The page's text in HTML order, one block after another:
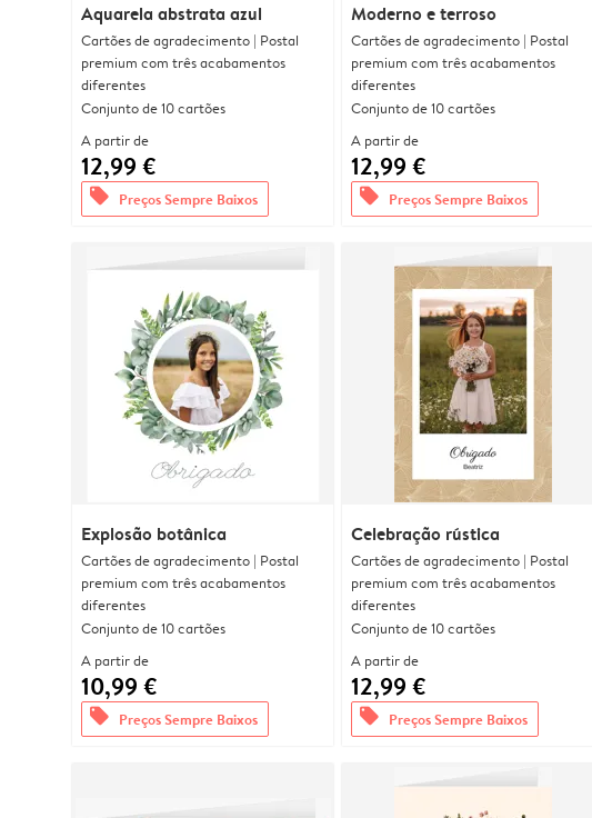
Aquarela abstrata azul
Cartões de agradecimento | Postal
premium com três acabamentos
diferentes
Conjunto de 10 cartões
A partir de
12,99 €
offers Preços Sempre Baixos
Moderno e terroso
Cartões de agradecimento | Postal
premium com três acabamentos
diferentes
Conjunto de 10 cartões
A partir de
12,99 €
offers Preços Sempre Baixos
Explosão botânica
Cartões de agradecimento | Postal
premium com três acabamentos
diferentes
Conjunto de 10 cartões
A partir de
10,99 €
offers Preços Sempre Baixos
Celebração rústica
Cartões de agradecimento | Postal
premium com três acabamentos
diferentes
Conjunto de 10 cartões
A partir de
12,99 €
offers Preços Sempre Baixos